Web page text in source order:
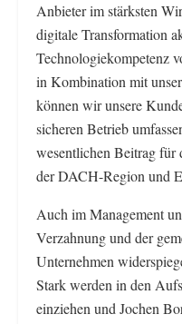
Anbieter im stärksten
digitale Transformation
Technologiekompetenz
in Kombination mit
können wir unsere
sicheren Betrieb
wesentlichen Beitrag für
der DACH-Region und
Auch im Management
Verzahnung und der
Unternehmen
Stark werden in den
einziehen und Jochen